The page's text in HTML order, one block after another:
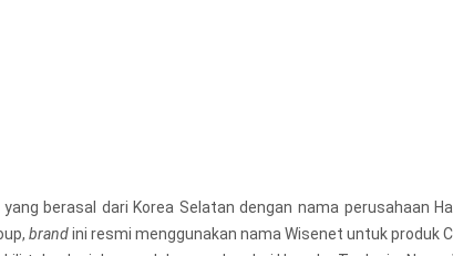
berasal dari Korea Selatan dengan nama perusahaan
brandini resmi menggunakan nama Wisenet untuk produk